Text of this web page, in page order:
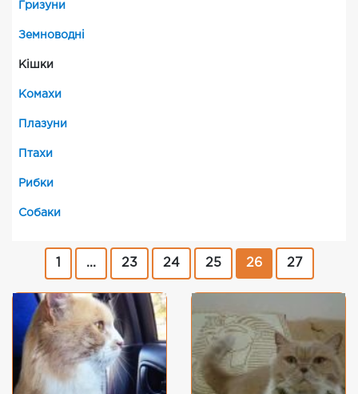
Гризуни
Земноводні
Кішки
Комахи
Плазуни
Птахи
Рибки
Собаки
... 23 24 25 26 27